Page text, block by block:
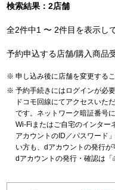
検索結果：2店舗
全2件中1 〜 2件目を表示し
予約申込する店舗/購入商品
申し込み後に店舗を変更する
予約手続きにはログインが必要
ドコモ回線にてアクセスいた
です。ネットワーク暗証番号
Wi-Fiまたはご自宅のインター
アカウントのID／パスワード
い方も、dアカウントの発行が
dアカウントの発行・確認は「